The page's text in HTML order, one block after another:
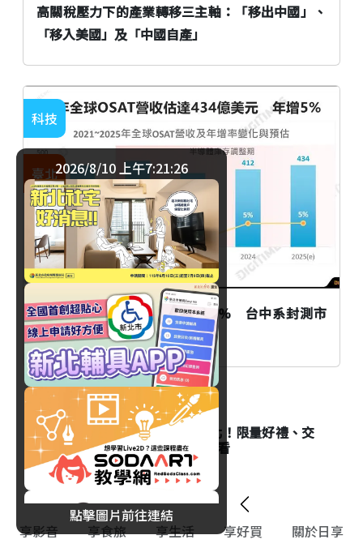
高關稅壓力下的產業轉移三主軸：「移出中國」、
「移入美國」及「中國自產」
2025全球OSAT市場可望續增5% 台中系封測市
佔差距持續縮小
科技
臺北
生活
「2026當大人高校祭」在新北！限量好禮、交
通方式與演出時間全攻略一次看
2026/8/10 上午7:21:26
點擊圖片前往連結
享影音
享食旅 享生活 享好買 關於日享